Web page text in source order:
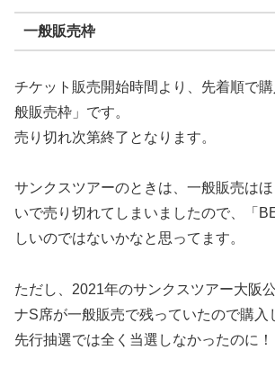
一般販売枠
チケット販売開始時間より、先着順で
般販売枠」です。
売り切れ次第終了となります。
サンクスツアーのときは、一般販売は
いで売り切れてしまいましたので、「
しいのではないかなと思ってます。
ただし、2021年のサンクスツアー大阪
ナS席が一般販売で残っていたので購入
先行抽選では全く当選しなかったのに！